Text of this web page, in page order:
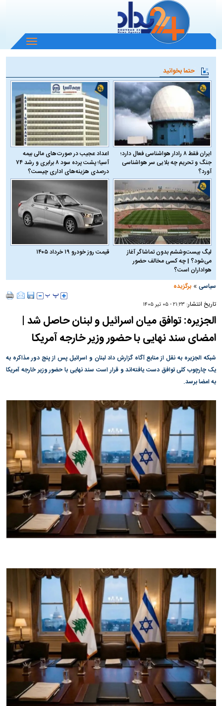
باز
و
منو
حتما بخوانید
ایران فقط ۸ رادار هواشناسی فعال دارد؛
جنگ و تحریم چه بلایی سر هواشناسی
آورد؟
اعداد عجیب در صورت‌های مالی بیمه
آسیا؛ پشت پرده سود ۸ برابری و رشد ۷۴
درصدی هزینه‌های اداری چیست؟
لیگ بیست‌وششم بدون تماشاگر آغاز
می‌شود؟ | چه کسی مخالف حضور
هواداران است؟
قیمت روز خودرو ۱۹ خرداد ۱۴۰۵
سیاسی »برگزیده
تاریخ انتشار: ۲۱:۲۳ - ۰۵ تير ۱۴۰۵
الجزیره: توافق میان اسرائیل و لبنان حاصل شد |
امضای سند نهایی با حضور وزیر خارجه آمریکا
شبکه الجزیره به نقل از منابع آگاه گزارش داد لبنان و اسرائیل پس از پنج دور مذاکره به
یک چارچوب کلی توافق دست یافته‌اند و قرار است سند نهایی با حضور وزیر خارجه آمریکا
به امضا برسد.